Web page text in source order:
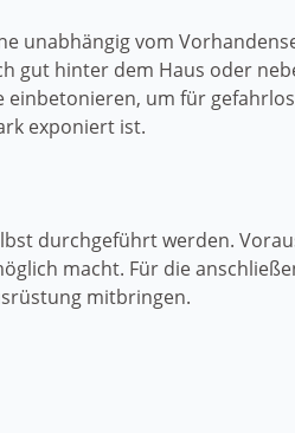
unabhängig vom
gut hinter dem Haus oder
einbetonieren, um für
exponiert ist.
durchgeführt werden.
macht. Für die
mitbringen.